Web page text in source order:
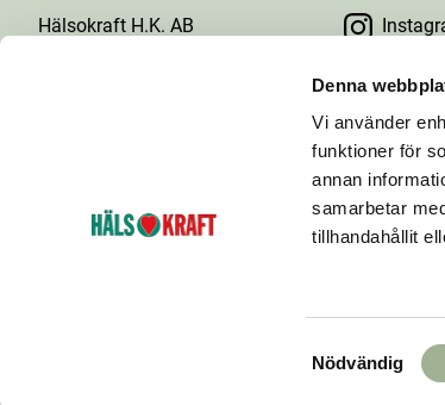
Denna
Vi använder
funktioner för
annan
samarbetar
tillhandahållit
Nödvändig
Hälsokraft H.K. AB
bestående av ett 60-tal hälsokostbutiker som